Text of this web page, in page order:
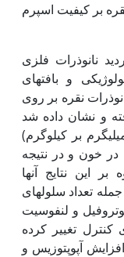
بر کیفیت اسپرم
نانوذرات فلزی
و بافت‏های
نقره بر روی
و نشان داده شد
نانوذرات نقره در دوزهای بالا (200 میلی‏گرم بر کیلوگرم)
در خون و در نتیجه
این نتایج آن‏ها
تعداد سلول‏های
و لنفوسیت
کنترل تغییر کرده
افزایش آپوپتوزیس و